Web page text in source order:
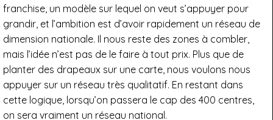
franchise, un modèle sur lequel on veut s’appuyer pour
grandir, et l’ambition est d’avoir rapidement un réseau de
dimension nationale. Il nous reste des zones à combler,
mais l’idée n’est pas de le faire à tout prix. Plus que de
planter des drapeaux sur une carte, nous voulons nous
appuyer sur un réseau très qualitatif. En restant dans
cette logique, lorsqu’on passera le cap des 400 centres,
on sera vraiment un réseau national.